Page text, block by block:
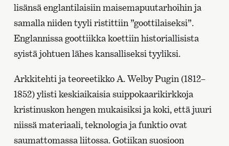
lisänsä englantilaisiin maisemapuutarhoihin ja
samalla niiden tyyli ristittiin ”goottilaiseksi”.
Englannissa goottiikka koettiin historiallisista
syistä johtuen lähes kansalliseksi tyyliksi.
Arkkitehti ja teoreetikko A. Welby Pugin (1812–
1852) ylisti keskiaikaisia suippokaarikirkkoja
kristinuskon hengen mukaisiksi ja koki, että juuri
niissä materiaali, teknologia ja funktio ovat
saumattomassa liitossa. Gotiikan suosioon